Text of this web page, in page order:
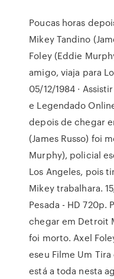
Poucas horas
Mikey Tandino
Foley (Eddie
amigo, viaja para
05/12/1984 ·
e Legendado
depois de chegar
(James Russo) foi
Murphy), policial
Los Angeles, pois
Mikey trabalhara.
Pesada - HD 720p.
chegar em Detroit
foi morto. Axel
eseu Filme Um
está a toda nesta